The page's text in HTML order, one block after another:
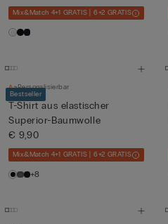
Mix&Match 4+1 GRATIS | 6+2 GRATIS
Bestseller
Personalisierbar
T-Shirt aus elastischer
Superior-Baumwolle
€ 9,90
Mix&Match 4+1 GRATIS | 6+2 GRATIS
+8